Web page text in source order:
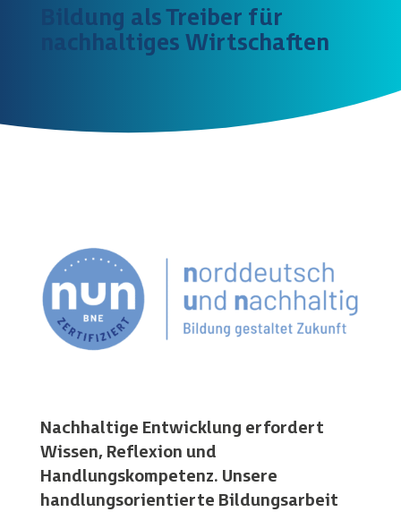
Bildung als Treiber für
nachhaltiges Wirtschaften
Nachhaltige Entwicklung erfordert
Wissen, Reflexion und
Handlungskompetenz. Unsere
handlungsorientierte Bildungsarbeit